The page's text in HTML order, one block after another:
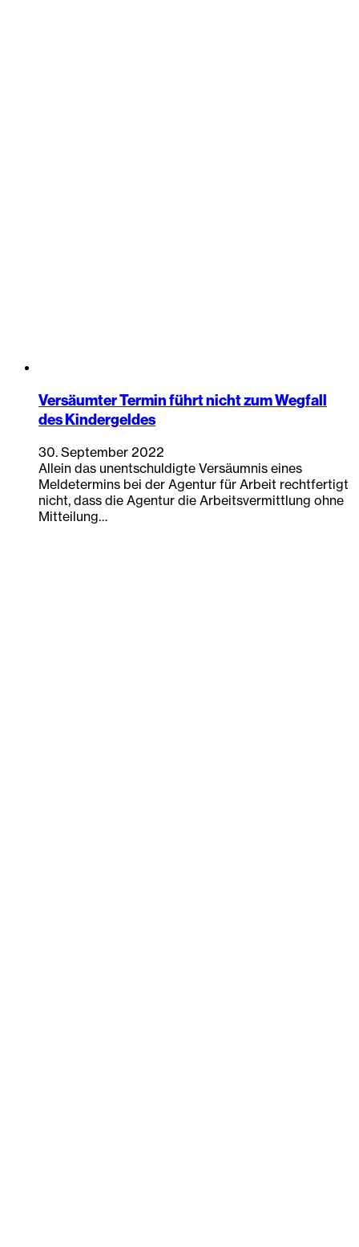
Versäumter Termin führt nicht zum Wegfall
des Kindergeldes
30. September 2022
Allein das unentschuldigte Versäumnis eines
Meldetermins bei der Agentur für Arbeit rechtfertigt
nicht, dass die Agentur die Arbeitsvermittlung ohne
Mitteilung…